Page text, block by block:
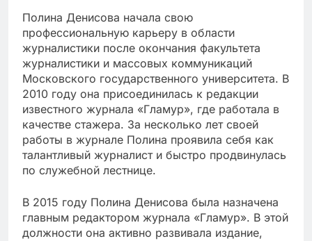
Полина Денисова начала свою
профессиональную карьеру в области
журналистики после окончания факультета
журналистики и массовых коммуникаций
Московского государственного университета. В
2010 году она присоединилась к редакции
известного журнала «Гламур», где работала в
качестве стажера. За несколько лет своей
работы в журнале Полина проявила себя как
талантливый журналист и быстро продвинулась
по служебной лестнице.
В 2015 году Полина Денисова была назначена
главным редактором журнала «Гламур». В этой
должности она активно развивала издание,